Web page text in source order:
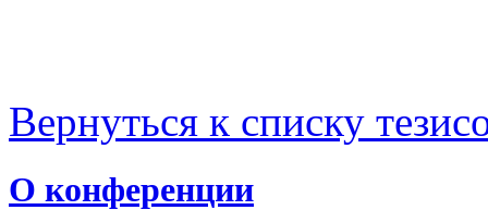
Вернуться к списку
О конференции